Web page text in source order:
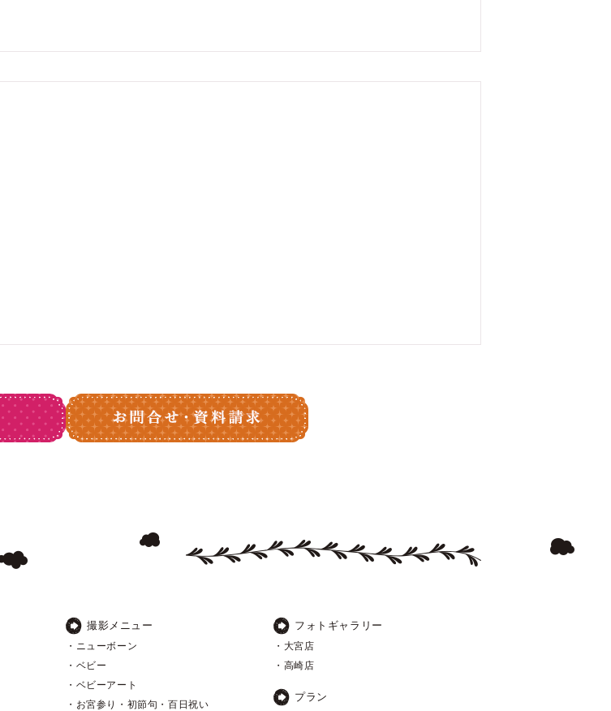
撮影メニュー
・ニューボーン
・ベビー
・ベビーアート
・お宮参り・初節句・百日祝い
フォトギャラリー
・大宮店
・高崎店
プラン